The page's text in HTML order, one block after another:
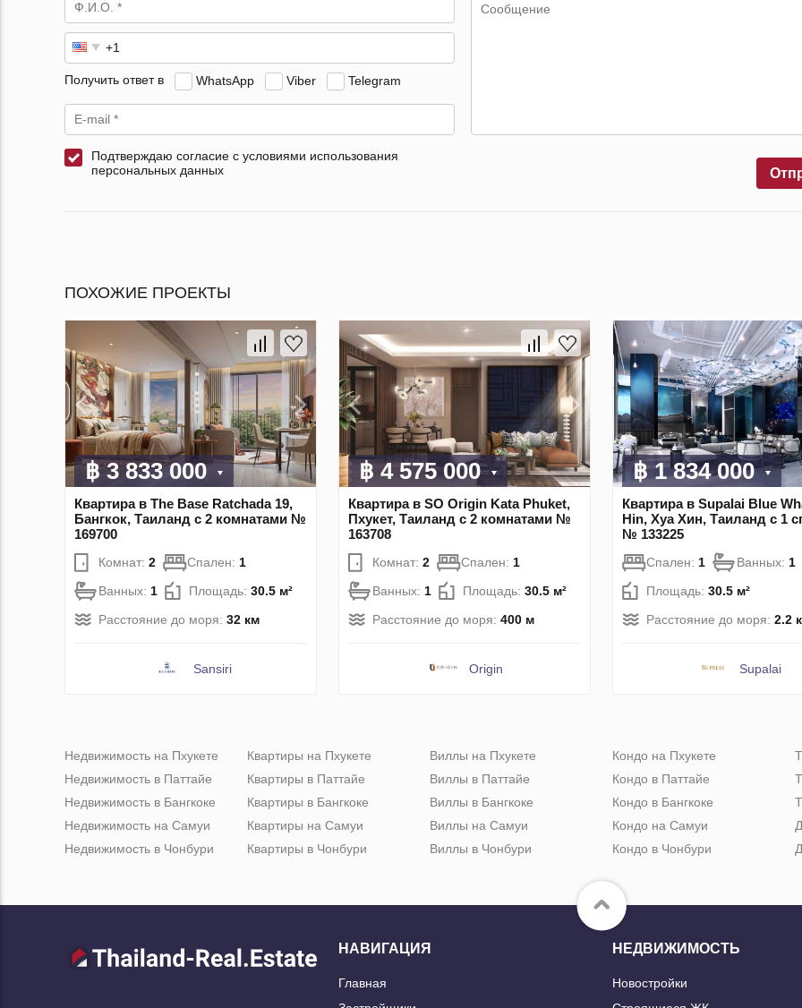
Получить ответ в WhatsApp Viber Telegram
Подтверждаю согласие с условиями использования
персональных данных
ПОХОЖИЕ ПРОЕКТЫ
฿ 3 833 000
Квартира в The Base Ratchada 19,
Бангкок, Таиланд с 2 комнатами №
169700
Комнат: 2 Спален: 1
Ванных: 1 Площадь: 30.5 м²
Расстояние до моря: 32 км
Sansiri
฿ 4 575 000
Квартира в SO Origin Kata Phuket,
Пхукет, Таиланд с 2 комнатами №
163708
Комнат: 2 Спален: 1
Ванных: 1 Площадь: 30.5 м²
Расстояние до моря: 400 м
Origin
฿ 1 834 000
Квартира в Supalai Blue
Hin, Хуа Хин, Таиланд с 1
№ 133225
Спален: 1 Ванных: 1
Площадь: 30.5 м²
Расстояние до моря: 2.2
Supalai
Недвижимость на Пхукете
Недвижимость в Паттайе
Недвижимость в Бангкоке
Недвижимость на Самуи
Недвижимость в Чонбури
Квартиры на Пхукете
Квартиры в Паттайе
Квартиры в Бангкоке
Квартиры на Самуи
Квартиры в Чонбури
Виллы на Пхукете
Виллы в Паттайе
Виллы в Бангкоке
Виллы на Самуи
Виллы в Чонбури
Кондо на Пхукете
Кондо в Паттайе
Кондо в Бангкоке
Кондо на Самуи
Кондо в Чонбури
НАВИГАЦИЯ
Главная
НЕДВИЖИМОСТЬ
Новостройки